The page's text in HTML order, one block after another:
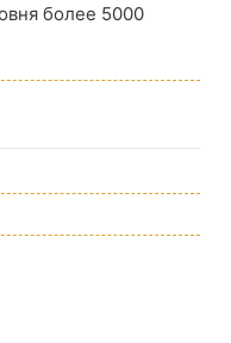
более 5000